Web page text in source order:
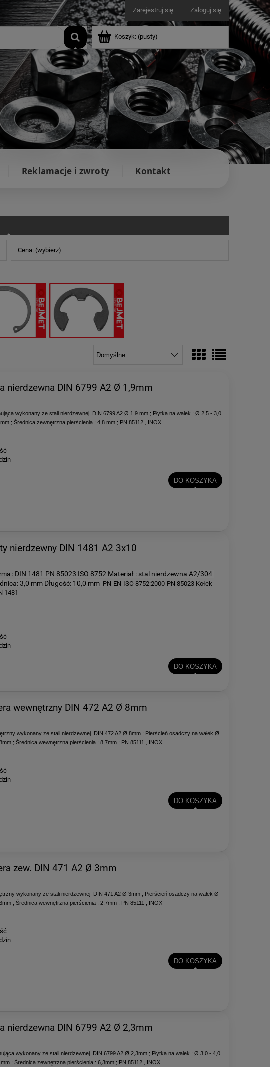
Zarejestruj się Zaloguj się
Koszyk: (pusty)
Reklamacje i zwroty Kontakt
Cena: (wybierz)
nierdzewna DIN 6799 A2 Ø 1,9mm
wykonany ze stali nierdzewnej DIN 6799 A2 Ø 1,9 mm ; Płytka na wałek : Ø 2,5 - 3,0
mm ; Średnica zewnętrzna pierścienia : 4,8 mm ; PN 85112 , INOX
DO KOSZYKA
nierdzewny DIN 1481 A2 3x10
: DIN 1481 PN 85023 ISO 8752 Materiał : stal nierdzewna A2/304
3,0 mm Długość: 10,0 mm PN-EN-ISO 8752:2000-PN 85023 Kołek
1481
DO KOSZYKA
wewnętrzny DIN 472 A2 Ø 8mm
wykonany ze stali nierdzewnej DIN 472 A2 Ø 8mm ; Pierścień osadczy na wałek Ø
; Średnica wewnętrzna pierścienia : 8,7mm ; PN 85111 , INOX
DO KOSZYKA
zew. DIN 471 A2 Ø 3mm
wykonany ze stali nierdzewnej DIN 471 A2 Ø 3mm ; Pierścień osadczy na wałek Ø
; Średnica wewnętrzna pierścienia : 2,7mm ; PN 85111 , INOX
DO KOSZYKA
nierdzewna DIN 6799 A2 Ø 2,3mm
wykonany ze stali nierdzewnej DIN 6799 A2 Ø 2,3mm ; Płytka na wałek : Ø 3,0 - 4,0
mm ; Średnica zewnętrzna pierścienia : 6,3mm ; PN 85112 , INOX